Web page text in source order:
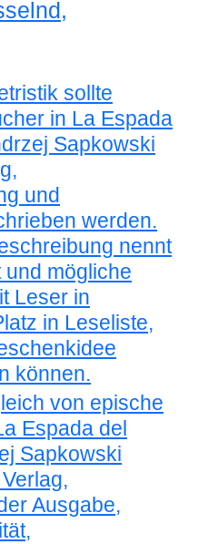
sollte
in La Espada
Sapkowski
und
werden.
nennt
und mögliche
Leser in
in Leseliste,
können.
von epische
Espada del
Sapkowski
Ausgabe,